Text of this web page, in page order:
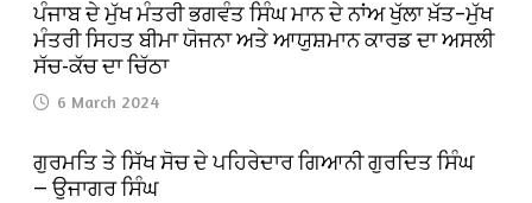
ਪੰਜਾਬ ਦੇ ਮੁੱਖ ਮੰਤਰੀ ਭਗਵੰਤ ਸਿੰਘ ਮਾਨ ਦੇ ਨਾਂਅ ਖੁੱਲਾ ਖ਼ੱਤ–ਮੁੱਖ
ਮੰਤਰੀ ਸਿਹਤ ਬੀਮਾ ਯੋਜਨਾ ਅਤੇ ਆਯੁਸ਼ਮਾਨ ਕਾਰਡ ਦਾ ਅਸਲੀ
ਸੱਚ-ਕੱਚ ਦਾ ਚਿੱਠਾ
6 March 2024
ਗੁਰਮਤਿ ਤੇ ਸਿੱਖ ਸੋਚ ਦੇ ਪਹਿਰੇਦਾਰ ਗਿਆਨੀ ਗੁਰਦਿਤ ਸਿੰਘ
— ਉਜਾਗਰ ਸਿੰਘ